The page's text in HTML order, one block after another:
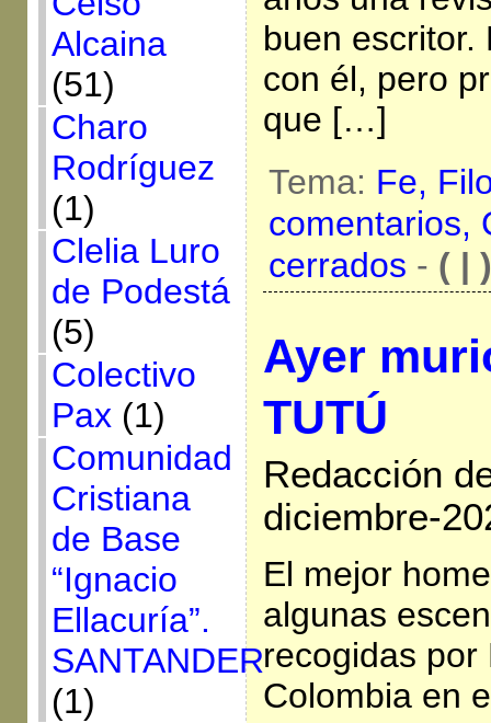
Alcaina
(51)
Charo
Rodríguez
(1)
Clelia Luro
de Podestá
(5)
Colectivo
Pax (1)
Comunidad
Cristiana
de Base
“Ignacio
Ellacuría”.
SANTANDER
(1)
buen escritor.
con él, pero
que […]
Tema: Fe,
comentarios,
cerrados - ( | )
Ayer
TUTÚ
Redacción
diciembre-
El mejor
algunas
recogidas por
Colombia en